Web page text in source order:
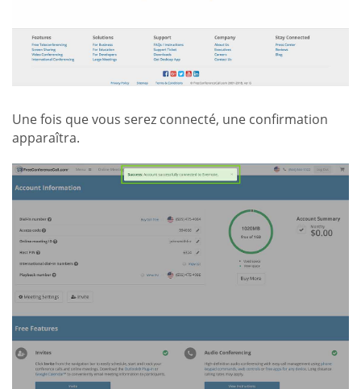
Une fois que vous serez connecté, une confirmation
apparaîtra.